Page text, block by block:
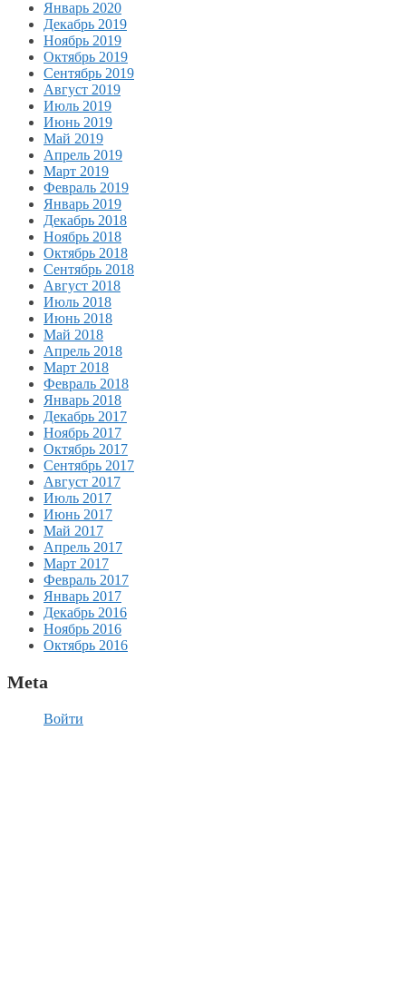
Январь 2020
Декабрь 2019
Ноябрь 2019
Октябрь 2019
Сентябрь 2019
Август 2019
Июль 2019
Июнь 2019
Май 2019
Апрель 2019
Март 2019
Февраль 2019
Январь 2019
Декабрь 2018
Ноябрь 2018
Октябрь 2018
Сентябрь 2018
Август 2018
Июль 2018
Июнь 2018
Май 2018
Апрель 2018
Март 2018
Февраль 2018
Январь 2018
Декабрь 2017
Ноябрь 2017
Октябрь 2017
Сентябрь 2017
Август 2017
Июль 2017
Июнь 2017
Май 2017
Апрель 2017
Март 2017
Февраль 2017
Январь 2017
Декабрь 2016
Ноябрь 2016
Октябрь 2016
Meta
Войти